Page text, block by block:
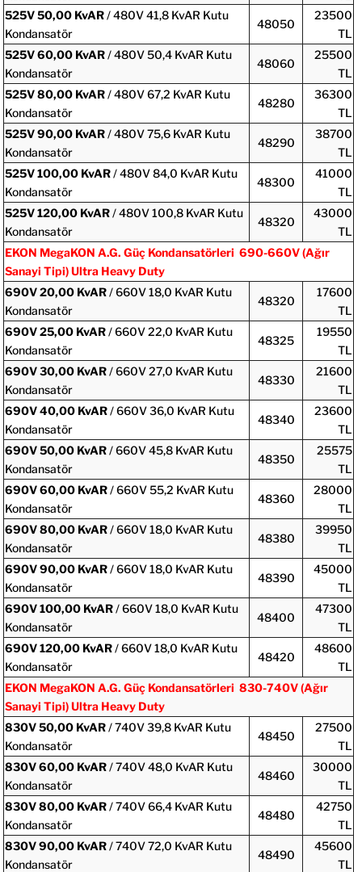
525V 50,00 KvAR/ 480V 41,8 KvAR Kutu
Kondansatör
48050
23500
TL
525V 60,00 KvAR/ 480V 50,4 KvAR Kutu
Kondansatör
48060
25500
TL
525V 80,00 KvAR/ 480V 67,2 KvAR Kutu
Kondansatör
48280
36300
TL
525V 90,00 KvAR/ 480V 75,6 KvAR Kutu
Kondansatör
48290
38700
TL
525V 100,00 KvAR/ 480V 84,0 KvAR Kutu
Kondansatör
48300
41000
TL
525V 120,00 KvAR/ 480V 100,8 KvAR Kutu
Kondansatör
48320
43000
TL
EKON MegaKON A.G. Güç Kondansatörleri 690-660V (Ağır
Sanayi Tipi) Ultra Heavy Duty
690V 20,00 KvAR/ 660V 18,0 KvAR Kutu
Kondansatör
48320
17600
TL
690V 25,00 KvAR/ 660V 22,0 KvAR Kutu
Kondansatör
48325
19550
TL
690V 30,00 KvAR/ 660V 27,0 KvAR Kutu
Kondansatör
48330
21600
TL
690V 40,00 KvAR/ 660V 36,0 KvAR Kutu
Kondansatör
48340
23600
TL
690V 50,00 KvAR/ 660V 45,8 KvAR Kutu
Kondansatör
48350
25575
TL
690V 60,00 KvAR/ 660V 55,2 KvAR Kutu
Kondansatör
48360
28000
TL
690V 80,00 KvAR/ 660V 18,0 KvAR Kutu
Kondansatör
48380
39950
TL
690V 90,00 KvAR/ 660V 18,0 KvAR Kutu
Kondansatör
48390
45000
TL
690V 100,00 KvAR/ 660V 18,0 KvAR Kutu
Kondansatör
48400
47300
TL
690V 120,00 KvAR/ 660V 18,0 KvAR Kutu
Kondansatör
48420
48600
TL
EKON MegaKON A.G. Güç Kondansatörleri 830-740V (Ağır
Sanayi Tipi) Ultra Heavy Duty
830V 50,00 KvAR/ 740V 39,8 KvAR Kutu
Kondansatör
48450
27500
TL
830V 60,00 KvAR/ 740V 48,0 KvAR Kutu
Kondansatör
48460
30000
TL
830V 80,00 KvAR/ 740V 66,4 KvAR Kutu
Kondansatör
48480
42750
TL
830V 90,00 KvAR/ 740V 72,0 KvAR Kutu
Kondansatör
48490
45600
TL